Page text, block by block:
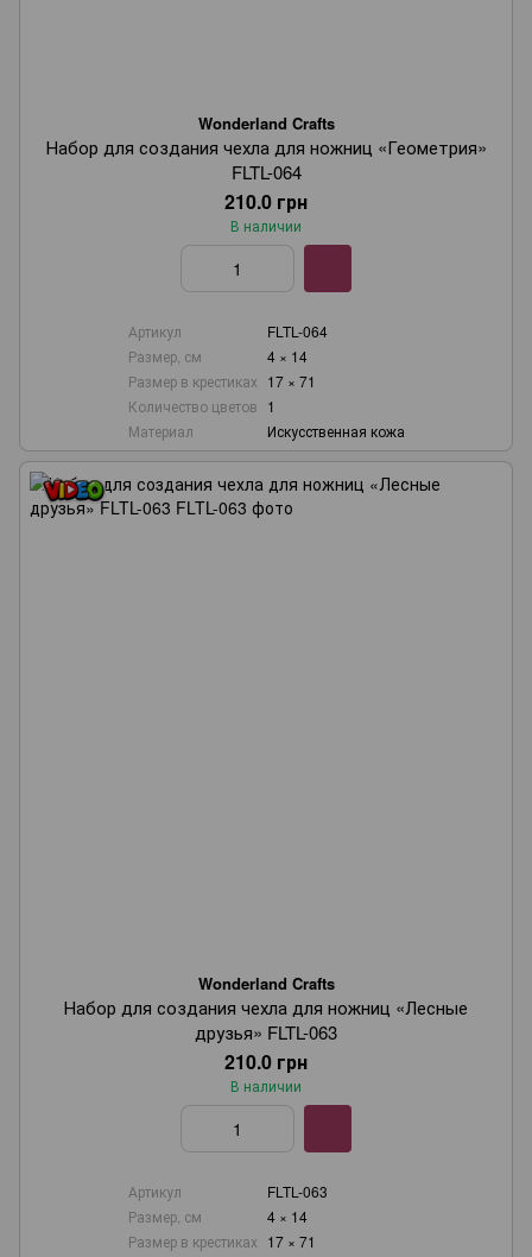
Wonderland Crafts
Набор для создания чехла для ножниц «Геометрия»
FLTL-064
210.0 грн
В наличии
Артикул
FLTL-064
Размер, см
4 × 14
Размер в крестиках 17 × 71
Количество цветов 1
Материал
Искусственная кожа
Wonderland Crafts
Набор для создания чехла для ножниц «Лесные
друзья» FLTL-063
210.0 грн
В наличии
Артикул
FLTL-063
Размер, см
4 × 14
Размер в крестиках 17 × 71
Wonderland Crafts